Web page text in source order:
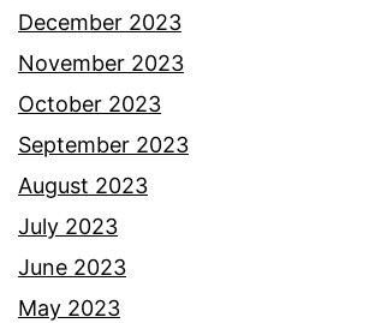
December 2023
November 2023
October 2023
September 2023
August 2023
July 2023
June 2023
May 2023